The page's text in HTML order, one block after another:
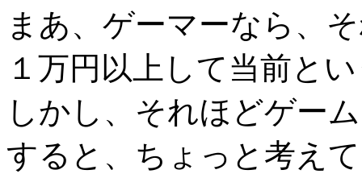
まあ、ゲーマーなら、
１万円以上して当前と
しかし、それほどゲー
すると、ちょっと考え